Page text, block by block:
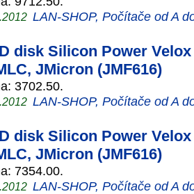
LAN-SHOP, Počítače od A
disk Silicon Power Velox
JMicron (JMF616)
3702.50.
LAN-SHOP, Počítače od A
disk Silicon Power Velox
JMicron (JMF616)
7354.00.
LAN-SHOP, Počítače od A